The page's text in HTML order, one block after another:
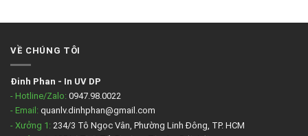
VỀ CHÚNG TÔI
Đinh Phan - In UV DP
- Hotline/Zalo: 0947.98.0022
- Email: quanlv.dinhphan@gmail.com
- Xưởng 1: 234/3 Tô Ngọc Vân, Phường Linh Đông, TP. HCM